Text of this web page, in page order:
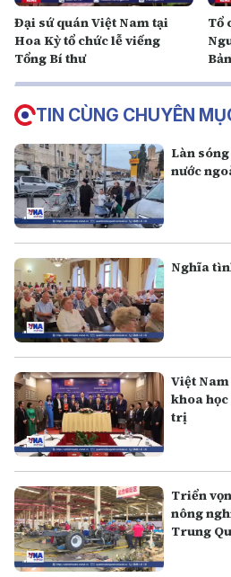
Đại sứ quán Việt Nam tại
Hoa Kỳ tổ chức lễ viếng
Tổng Bí thư
Tổ
Bản
TIN CÙNG CHUYÊN
Làn
nước
Nghĩa
Việt
khoa
trị
Triển
nông
Trung